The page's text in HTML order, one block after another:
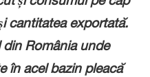
cantitatea exportată.
România unde
în acel bazin pleacă